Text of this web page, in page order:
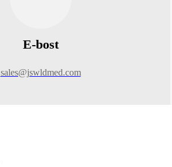
E-bost
sales@jswldmed.com